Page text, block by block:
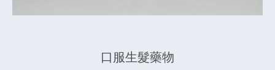
口服生髮藥物